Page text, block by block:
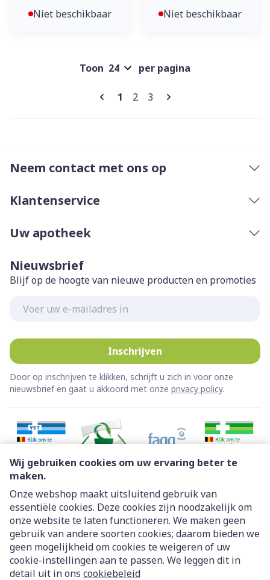
Wij gebruiken cookies om uw ervaring beter te
maken.
Onze webshop maakt uitsluitend gebruik van
essentiële cookies. Deze cookies zijn noodzakelijk om
onze website te laten functioneren. We maken geen
gebruik van andere soorten cookies; daarom bieden we
geen mogelijkheid om cookies te weigeren of uw
cookie-instellingen aan te passen. We leggen dit in
detail uit in ons cookiebeleid
Niet beschikbaar Niet beschikbaar
Pagina's
U lees momenteel pagina
1 Pagina
2 Pagina
3
Toon per pagina
Neem contact met ons op
Klantenservice
Uw apotheek
Nieuwsbrief
Blijf op de hoogte van nieuwe producten en promoties
Inschrijven
Door op inschrijven te klikken, schrijft u zich in voor onze
nieuwsbrief en gaat u akkoord met onze privacy policy.
Juridische links